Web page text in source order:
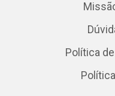
Política